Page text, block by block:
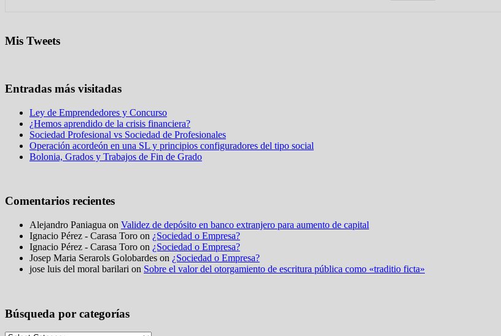
Mis Tweets
Entradas más visitadas
Ley de Emprendedores y Concurso
¿Hemos aprendido de la crisis financiera?
Sociedad Profesional vs Sociedad de Profesionales
Operación acordeón en una SL y principios configuradores del tipo social
Bolonia, Grados y Trabajos de Fin de Grado
Comentarios recientes
Alejandro Paniagua on Validez de depósito en banco extranjero para aumento de capital
Ignacio Pérez - Carasa Toro on ¿Sociedad o Empresa?
Ignacio Pérez - Carasa Toro on ¿Sociedad o Empresa?
Josep Maria Serarols Golobardes on ¿Sociedad o Empresa?
jose luis del moral barilari on Sobre el valor del otorgamiento de escritura pública como «traditio ficta»
Búsqueda por categorías